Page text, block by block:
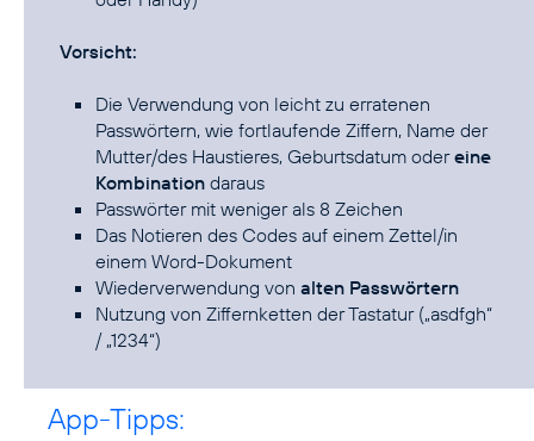
Vorsicht:
Die Verwendung von leicht zu erratenen
Passwörtern, wie fortlaufende Ziffern, Name der
Mutter/des Haustieres, Geburtsdatum odereine
Kombination daraus
Passwörter mit weniger als 8 Zeichen
Das Notieren des Codes auf einem Zettel/in
einem Word-Dokument
Wiederverwendung von alten Passwörtern
Nutzung von Ziffernketten der Tastatur („asdfgh“
/ „1234“)
App-Tipps: